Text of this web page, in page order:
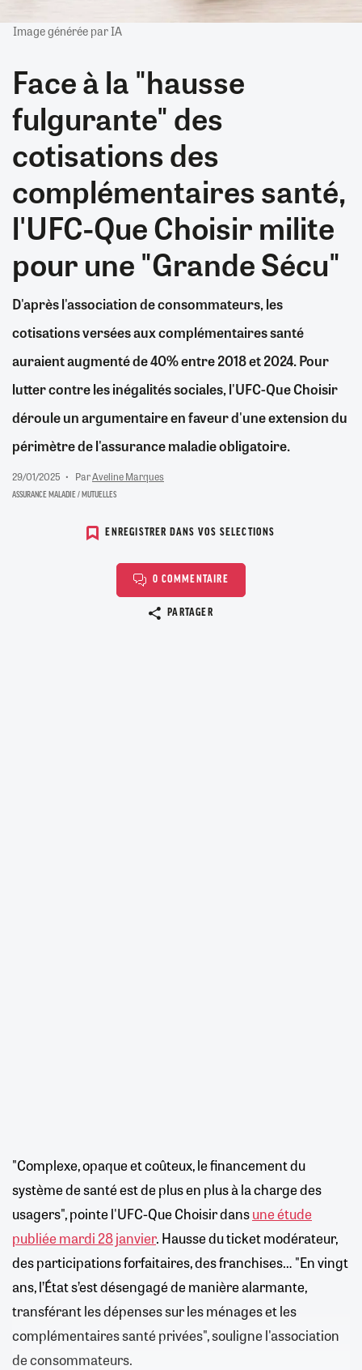
Image générée par IA
Face à la "hausse
fulgurante" des
cotisations des
complémentaires santé,
l'UFC-Que Choisir milite
pour une "Grande Sécu"
D'après l'association de consommateurs, les
cotisations versées aux complémentaires santé
auraient augmenté de 40% entre 2018 et 2024. Pour
lutter contre les inégalités sociales, l'UFC-Que Choisir
déroule un argumentaire en faveur d'une extension du
périmètre de l'assurance maladie obligatoire.
29/01/2025 ParAveline Marques
ASSURANCE MALADIE / MUTUELLES
ENREGISTRER DANS VOS SELECTIONS
0 COMMENTAIRE
PARTAGER
"Complexe, opaque et coûteux, le financement du
système de santé est de plus en plus à la charge des
usagers", pointe l'UFC-Que Choisir dansune étude
publiée mardi 28 janvier. Hausse du ticket modérateur,
des participations forfaitaires, des franchises… "En vingt
ans, l’État s’est désengagé de manière alarmante,
transférant les dépenses sur les ménages et les
complémentaires santé privées", souligne l'association
de consommateurs.